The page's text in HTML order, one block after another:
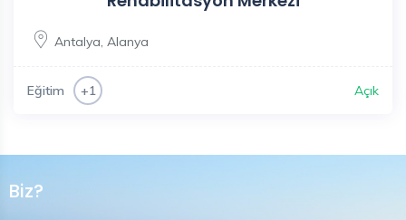
Antalya, Alanya
Eğitim +1 Açık
Biz?